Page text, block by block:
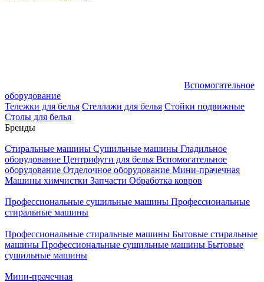
Вспомогательное
оборудование
Тележки для белья Стеллажи для белья Стойки подвижные
Столы для белья
Бренды
Стиральные машины Сушильные машины Гладильное
оборудование Центрифуги для белья Вспомогательное
оборудование Отделочное оборудование Мини-прачечная
Машины химчистки Запчасти Обработка ковров
Профессиональные сушильные машины Профессиональные
стиральные машины
Профессиональные стиральные машины Бытовые стиральные
машины Профессиональные сушильные машины Бытовые
сушильные машины
Мини-прачечная